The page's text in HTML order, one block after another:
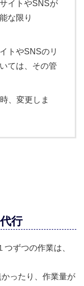
イトやSNSが
な限り
トやSNSのリ
ては、その管
、変更しま
行
ずつの作業は、
ったり、作業量が